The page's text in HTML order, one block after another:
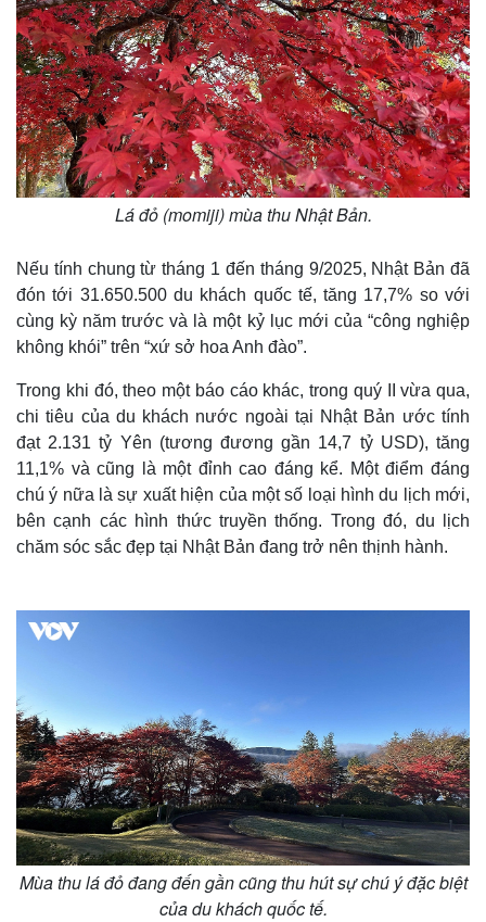
Quan sát
Cuộc sống đó đây
Video
T
i
m
e
Lá đỏ (momiji) mùa thu Nhật Bản.
Nếu tính chung từ tháng 1 đến tháng 9/2025, Nhật Bản đã
đón tới 31.650.500 du khách quốc tế, tăng 17,7% so với
cùng kỳ năm trước và là một kỷ lục mới của “công nghiệp
không khói” trên “xứ sở hoa Anh đào”.
Trong khi đó, theo một báo cáo khác, trong quý II vừa qua,
chi tiêu của du khách nước ngoài tại Nhật Bản ước tính
đạt 2.131 tỷ Yên (tương đương gần 14,7 tỷ USD), tăng
11,1% và cũng là một đỉnh cao đáng kể. Một điểm đáng
chú ý nữa là sự xuất hiện của một số loại hình du lịch mới,
bên cạnh các hình thức truyền thống. Trong đó, du lịch
chăm sóc sắc đẹp tại Nhật Bản đang trở nên thịnh hành.
Mùa thu lá đỏ đang đến gần cũng thu hút sự chú ý đặc biệt
của du khách quốc tế.